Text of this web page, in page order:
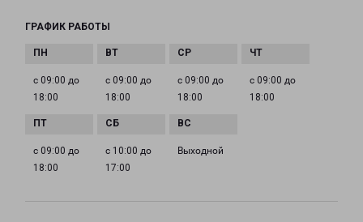
ГРАФИК РАБОТЫ
с 09:00 до
18:00
с 09:00 до
18:00
с 09:00 до
18:00
с 09:00 до
18:00
с 09:00 до
18:00
с 10:00 до
17:00
Выходной